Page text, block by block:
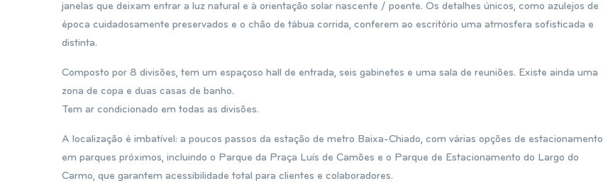
janelas que deixam entrar a luz natural e à orientação solar nascente / poente. Os detalhes únicos, como azulejos de
época cuidadosamente preservados e o chão de tábua corrida, conferem ao escritório uma atmosfera sofisticada e
distinta.
Composto por 8 divisões, tem um espaçoso hall de entrada, seis gabinetes e uma sala de reuniões. Existe ainda uma
zona de copa e duas casas de banho.
Tem ar condicionado em todas as divisões.
A localização é imbatível: a poucos passos da estação de metro Baixa-Chiado, com várias opções de estacionamento
em parques próximos, incluindo o Parque da Praça Luís de Camões e o Parque de Estacionamento do Largo do
Carmo, que garantem acessibilidade total para clientes e colaboradores.